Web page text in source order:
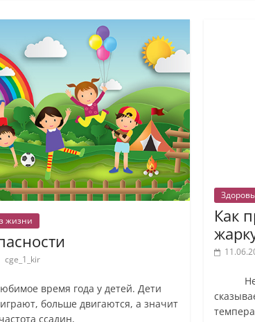
жизни
cge_1_kir
время года у детей. Дети
больше двигаются, а значит
ссадин,
Как
Не